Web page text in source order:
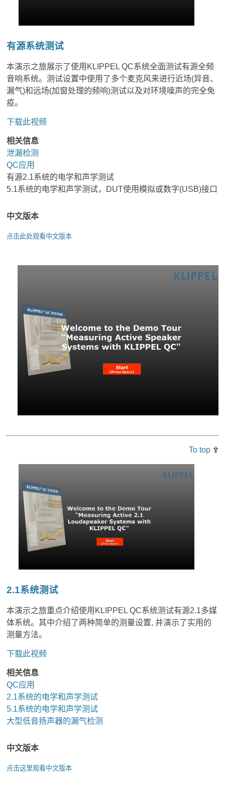
有源系统测试
本演示之旅展示了使用KLIPPEL QC系统全面测试有源全频
音响系统。测试设置中使用了多个麦克风来进行近场(异音、
漏气)和远场(加窗处理的频响)测试以及对环境噪声的完全免
疫。
下载此视频
相关信息
泄漏检测
QC应用
有源2.1系统的电学和声学测试
5.1系统的电学和声学测试，DUT使用模拟或数字(USB)接口
中文版本
点击此处观看中文版本
To top
2.1系统测试
本演示之旅重点介绍使用KLIPPEL QC系统测试有源2.1多媒
体系统。其中介绍了两种简单的测量设置, 并演示了实用的
测量方法。
下载此视频
相关信息
QC应用
2.1系统的电学和声学测试
5.1系统的电学和声学测试
大型低音扬声器的漏气检测
中文版本
点击这里观看中文版本